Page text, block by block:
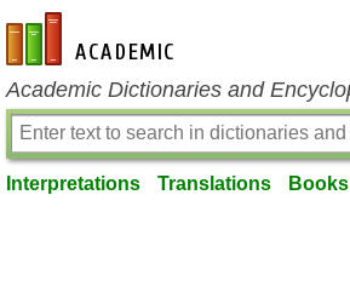
en-academic.com
Academic Dictionaries and
Interpretations Translations Books